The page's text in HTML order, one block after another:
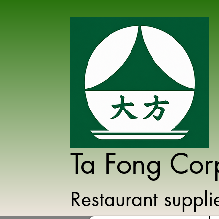
Ta Fong
Restaurant